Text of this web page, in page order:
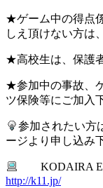
★ゲーム中の得点
しえ頂けない方は
★高校生は、保護
★参加中の事故、
ツ保険等にご加入
参加されたい方
ージより申し込み
KODAIRA
http://k11.jp/